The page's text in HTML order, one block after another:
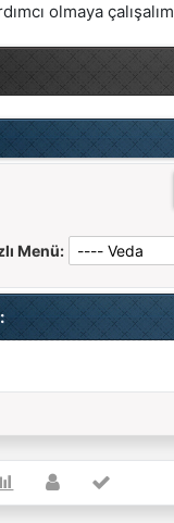
olmaya
Menü: